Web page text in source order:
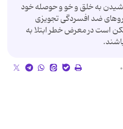
به خلق و خو و حوصله خود
ضد افسردگی تجویزی
است در معرض خطر ابتلا به